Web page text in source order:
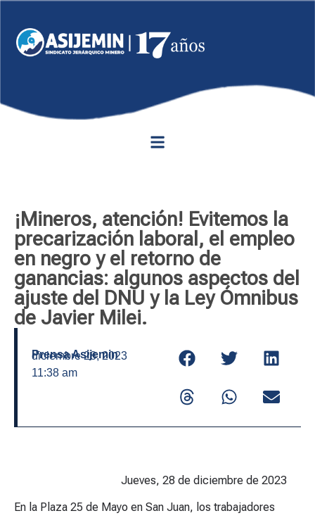
¡Mineros, atención! Evitemos la
precarización laboral, el empleo
en negro y el retorno de
ganancias: algunos aspectos del
ajuste del DNU y la Ley Ómnibus
de Javier Milei.
Prensa Asijemin
diciembre 28, 2023
11:38 am
Jueves, 28 de diciembre de 2023
En la Plaza 25 de Mayo en San Juan, los trabajadores